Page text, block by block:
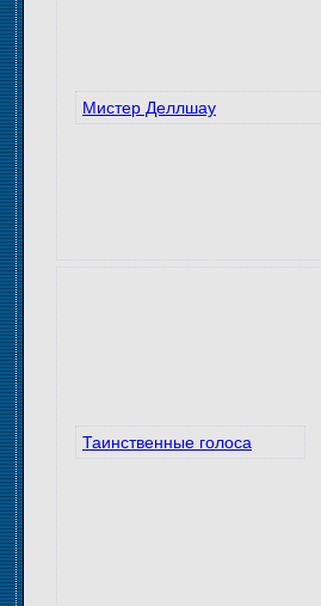
Мистер Деллшау
Таинственные голоса